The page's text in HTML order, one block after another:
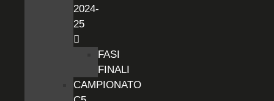
2024-
25
FASI
FINALI
CAMPIONATO